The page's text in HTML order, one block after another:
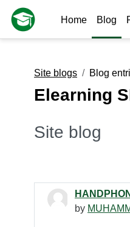
Skip to main content
Home
Blog
Site blogs Blog
Elearning
Site blog
by